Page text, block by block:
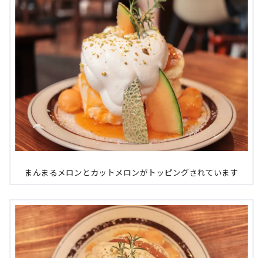
まんまるメロンとカットメロンがトッピングされています